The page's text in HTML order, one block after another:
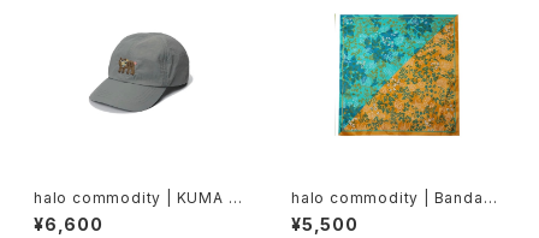
halo commodity | KUMA C
ap
¥6,600
halo commodity | Bandann
a90
¥5,500